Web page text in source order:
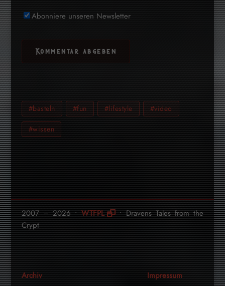
Abonniere unseren Newsletter
#basteln #fun #lifestyle #video
#wissen
2007 – 2026 •WTFPL
• Dravens Tales from the
Crypt
Archiv
Impressum